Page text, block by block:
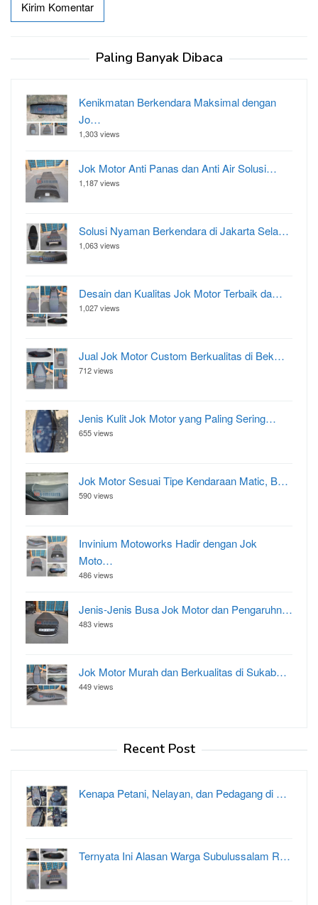
Paling Banyak Dibaca
Kenikmatan Berkendara Maksimal dengan
Jo…
1,303 views
Jok Motor Anti Panas dan Anti Air Solusi…
1,187 views
Solusi Nyaman Berkendara di Jakarta Sela…
1,063 views
Desain dan Kualitas Jok Motor Terbaik da…
1,027 views
Jual Jok Motor Custom Berkualitas di Bek…
712 views
Jenis Kulit Jok Motor yang Paling Sering…
655 views
Jok Motor Sesuai Tipe Kendaraan Matic, B…
590 views
Invinium Motoworks Hadir dengan Jok
Moto…
486 views
Jenis-Jenis Busa Jok Motor dan Pengaruhn…
483 views
Jok Motor Murah dan Berkualitas di Sukab…
449 views
Recent Post
Kenapa Petani, Nelayan, dan Pedagang di …
Ternyata Ini Alasan Warga Subulussalam R…